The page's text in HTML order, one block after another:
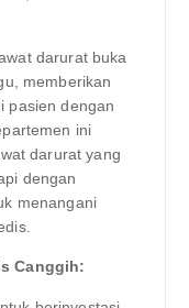
darurat buka
memberikan
pasien dengan
ini
darurat yang
dengan
menangani
Canggih: